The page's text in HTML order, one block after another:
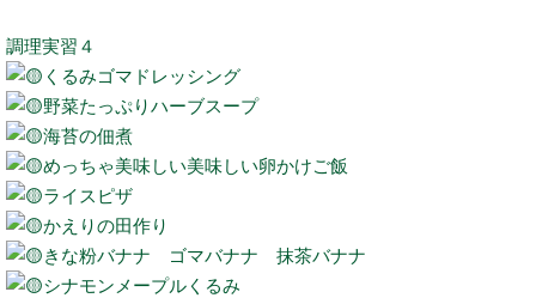
調理実習４
くるみゴマドレッシング
野菜たっぷりハーブスープ
海苔の佃煮
めっちゃ美味しい美味しい卵かけご飯
ライスピザ
かえりの田作り
きな粉バナナ ゴマバナナ 抹茶バナナ
シナモンメープルくるみ